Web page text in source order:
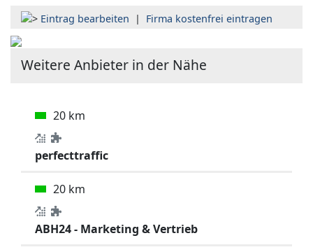
Eintrag bearbeiten | Firma kostenfrei eintragen
Weitere Anbieter in der Nähe
20 km
perfecttraffic
20 km
ABH24 - Marketing & Vertrieb